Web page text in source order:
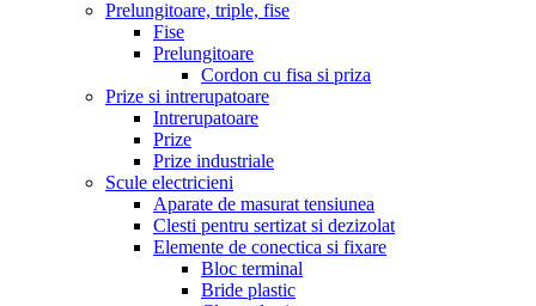
Prelungitoare, triple, fise
Fise
Prelungitoare
Cordon cu fisa si priza
Prize si intrerupatoare
Intrerupatoare
Prize
Prize industriale
Scule electricieni
Aparate de masurat tensiunea
Clesti pentru sertizat si dezizolat
Elemente de conectica si fixare
Bloc terminal
Bride plastic